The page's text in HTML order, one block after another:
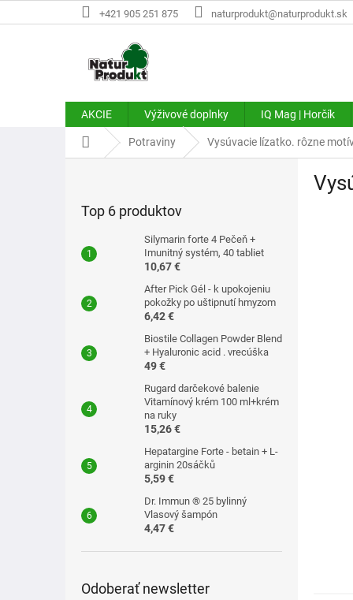
na
+421 905 251 875 naturprodukt@naturprodukt.sk
AKCIE Výživové doplnky IQ Mag | Horčík
DomovPotraviny Vysúvacie lízatko. rôzne
Top 6 produktov
Silymarin forte 4 Pečeň +
Imunitný systém, 40 tabliet
10,67 €
After Pick Gél - k upokojeniu
pokožky po uštipnutí hmyzom
6,42 €
Biostile Collagen Powder Blend
+ Hyaluronic acid . vrecúška
49 €
Rugard darčekové balenie
Vitamínový krém 100 ml+krém
na ruky
15,26 €
Hepatargine Forte - betain + L-
arginin 20sáčků
5,59 €
Dr. Immun ® 25 bylinný
Vlasový šampón
4,47 €
Odoberať newsletter